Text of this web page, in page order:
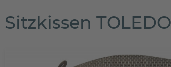
Sitzkissen TOLEDO